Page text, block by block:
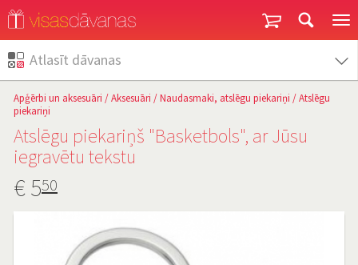
Atlasīt dāvanas
Apģērbi un aksesuāri /Aksesuāri /Naudasmaki, atslēgu piekariņi /Atslēgu
piekariņi
Atslēgu piekariņš "Basketbols", ar Jūsu
iegravētu tekstu
€550